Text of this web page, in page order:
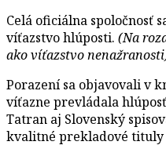
Celá oficiálna spoločnosť
víťazstvo hlúposti. (Na
ako víťazstvo
Porazení sa objavovali v
víťazne prevládala
Tatran aj Slovenský
kvalitné prekladové tituly